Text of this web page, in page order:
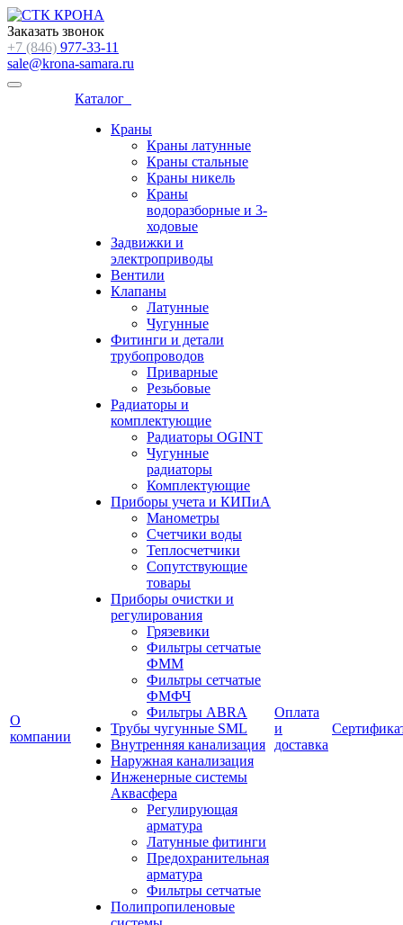
Заказать звонок
+7 (846) 977-33-11
sale@krona-samara.ru
О
компании
Каталог
Краны
Краны латунные
Краны стальные
Краны никель
Краны
водоразборные и 3-
ходовые
Задвижки и
электроприводы
Вентили
Клапаны
Латунные
Чугунные
Фитинги и детали
трубопроводов
Приварные
Резьбовые
Радиаторы и
комплектующие
Радиаторы OGINT
Чугунные
радиаторы
Комплектующие
Приборы учета и КИПиА
Манометры
Счетчики воды
Теплосчетчики
Сопутствующие
товары
Приборы очистки и
регулирования
Грязевики
Фильтры сетчатые
ФММ
Фильтры сетчатые
ФМФЧ
Фильтры ABRA
Трубы чугунные SML
Внутренняя канализация
Наружная канализация
Инженерные системы
Аквасфера
Регулирующая
арматура
Латунные фитинги
Предохранительная
арматура
Фильтры сетчатые
Полипропиленовые
Оплата
и
доставка